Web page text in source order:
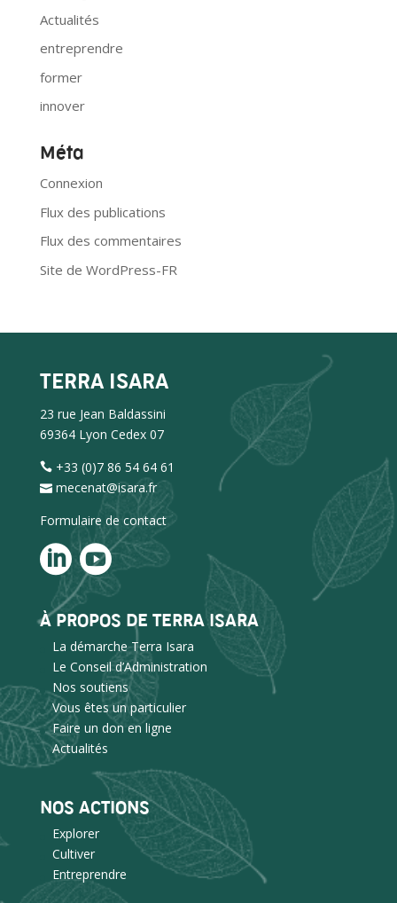
Actualités
entreprendre
former
innover
Méta
Connexion
Flux des publications
Flux des commentaires
Site de WordPress-FR
TERRA ISARA
23 rue Jean Baldassini
69364 Lyon Cedex 07
+33 (0)7 86 54 64 61
mecenat@isara.fr
Formulaire de contact
À PROPOS DE TERRA ISARA
La démarche Terra Isara
Le Conseil d’Administration
Nos soutiens
Vous êtes un particulier
Faire un don en ligne
Actualités
NOS ACTIONS
Explorer
Cultiver
Entreprendre